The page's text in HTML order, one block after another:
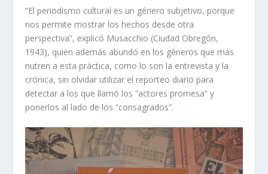
“El periodismo cultural es un género subjetivo, porque
nos permite mostrar los hechos desde otra
perspectiva”, explicó Musacchio (Ciudad Obregón,
1943), quien además abundó en los géneros que más
nutren a esta práctica, como lo son la entrevista y la
crónica, sin olvidar utilizar el reporteo diario para
detectar a los que llamó los “actores promesa” y
ponerlos al lado de los “consagrados”.